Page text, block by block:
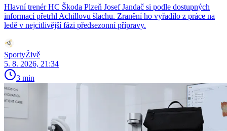
Hlavní trenér HC Škoda Plzeň Josef Jandač si podle dostupných
informací přetrhl Achillovu šlachu. Zranění ho vyřadilo z práce na
ledě v nejcitlivější fázi předsezonní přípravy.
SportyŽivě
5. 8. 2026, 21:34
3 min